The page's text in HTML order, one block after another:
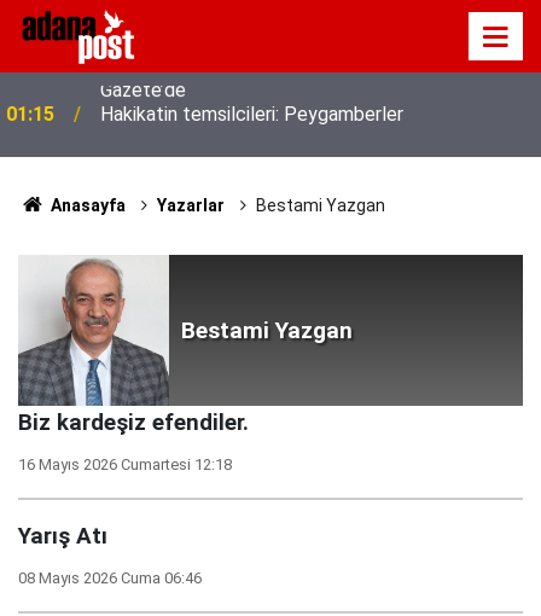
01:15 Hakikatin temsilcileri: Peygamberler
Anasayfa Yazarlar Bestami Yazgan
Bestami Yazgan
Biz kardeşiz efendiler.
16 Mayıs 2026 Cumartesi 12:18
Yarış Atı
08 Mayıs 2026 Cuma 06:46